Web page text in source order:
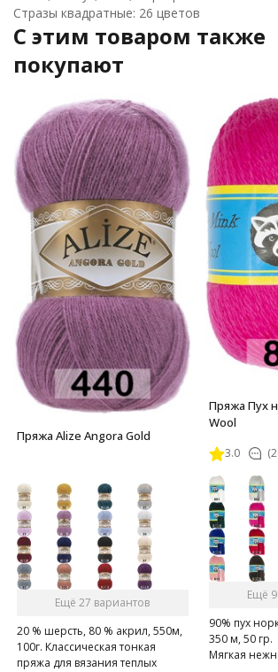
Cтразы квадратные: 26 цветов
C этим товаром также
покупают
Пряжа Alize Angora Gold
Ещё 27 вариантов
20 % шерсть, 80 % акрил, 550м,
100г. Классическая тонкая
пряжа для вязания теплых
Пряжа Пух
Wool
3.0
Ещё
90% пух
350 м, 50 гр.
Мягкая